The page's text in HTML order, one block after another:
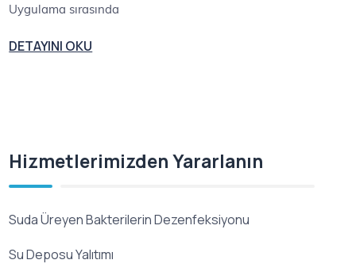
Uygulama sırasında
DETAYINI OKU
Hizmetlerimizden Yararlanın
Suda Üreyen Bakterilerin Dezenfeksiyonu
Su Deposu Yalıtımı